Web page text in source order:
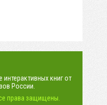
книг от
России.
права защищены.